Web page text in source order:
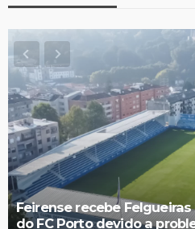
Feirense recebe
do FC Porto devido a